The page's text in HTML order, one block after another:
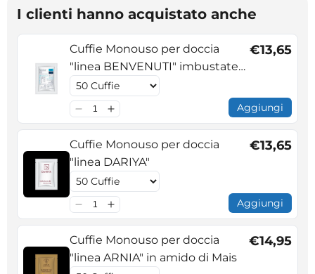
I clienti hanno acquistato anche
Cuffie Monouso per doccia
"linea BENVENUTI" imbustate
singolarmente
€13,65
Aggiungi
Cuffie Monouso per doccia
"linea DARIYA"
€13,65
Aggiungi
Cuffie Monouso per doccia
"linea ARNIA" in amido di Mais
€14,95